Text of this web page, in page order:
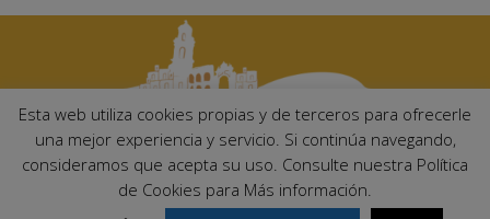
Ayuntamiento de Palma del Río. Plaza Mayor de Andalucía, 1 C.P:
14700 – Palma del Río (Córdoba)
Esta web utiliza cookies propias y de terceros para ofrecerle
una mejor experiencia y servicio. Si continúa navegando,
consideramos que acepta su uso. Consulte nuestra Política
de Cookies para Más información.